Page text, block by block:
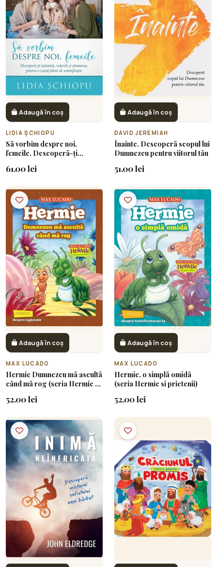
Adaugă în coș
LIDIA ȘCHIOPU
Să vorbim despre noi,
femeile. Descoperă-ți
chemarea, pentru o viață
61.00 lei
Adaugă în coș
DAVID JEREMIAH
Înainte. Descoperă scopul lui
Dumnezeu pentru viitorul tău
51.00 lei
Adaugă în coș
MAX LUCADO
Hermie Dumnezeu mă ascultă
când mă rog (seria Hermie si
52.00 lei
Adaugă în coș
MAX LUCADO
Hermie, o simplă omidă
(seria Hermie si prietenii)
52.00 lei